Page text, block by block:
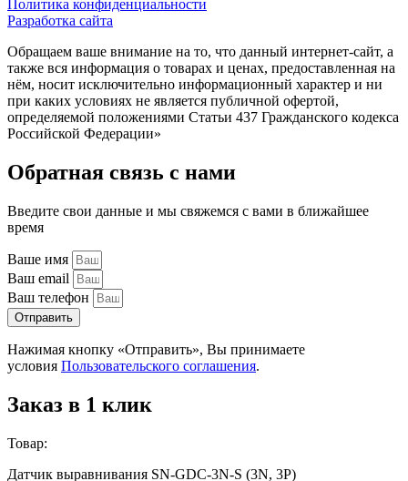
Политика конфиденциальности
Разработка сайта
Обращаем ваше внимание на то, что данный интернет-сайт, а
также вся информация о товарах и ценах, предоставленная на
нём, носит исключительно информационный характер и ни
при каких условиях не является публичной офертой,
определяемой положениями Статьи 437 Гражданского кодекса
Российской Федерации»
Обратная связь с нами
Введите свои данные и мы свяжемся с вами в ближайшее
время
Ваше имя
Ваш email
Ваш телефон
Отправить
Нажимая кнопку «Отправить», Вы принимаете
условия Пользовательского соглашения.
Заказ в 1 клик
Товар:
Датчик выравнивания SN-GDC-3N-S (3N, 3P)